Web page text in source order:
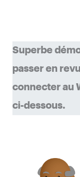
Superbe
passer en
connecter au
ci-dessous.